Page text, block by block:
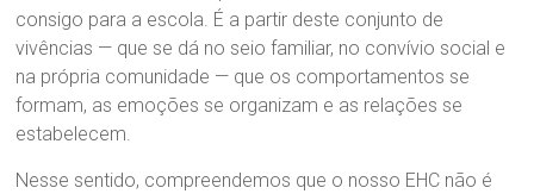
consigo para a escola. É a partir deste conjunto de
vivências — que se dá no seio familiar, no convívio social e
na própria comunidade — que os comportamentos se
formam, as emoções se organizam e as relações se
estabelecem.
Nesse sentido, compreendemos que o nosso EHC não é